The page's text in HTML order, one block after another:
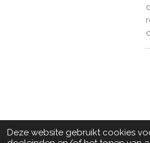
Deze website gebruikt cookies